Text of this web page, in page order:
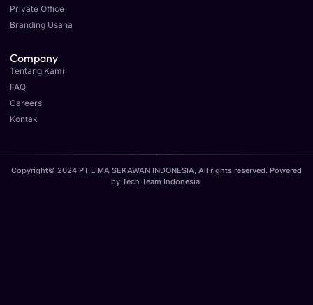
Private Office
Branding Usaha
Company
Tentang Kami
FAQ
Careers
Kontak
Copyright© 2024 PT LIMA SEKAWAN INDONESIA, All rights reserved. Powered
by Tech Team Indonesia.